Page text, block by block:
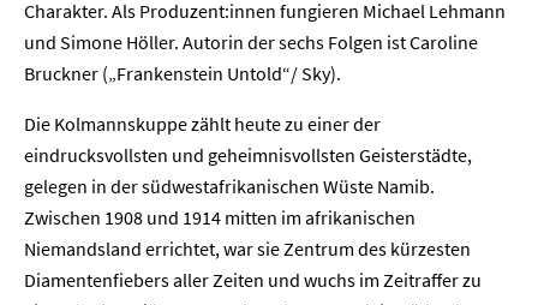
Charakter. Als Produzent:innen fungieren Michael Lehmann
und Simone Höller. Autorin der sechs Folgen ist Caroline
Bruckner („Frankenstein Untold“/ Sky).
Die Kolmannskuppe zählt heute zu einer der
eindrucksvollsten und geheimnisvollsten Geisterstädte,
gelegen in der südwestafrikanischen Wüste Namib.
Zwischen 1908 und 1914 mitten im afrikanischen
Niemandsland errichtet, war sie Zentrum des kürzesten
Diamentenfiebers aller Zeiten und wuchs im Zeitraffer zu